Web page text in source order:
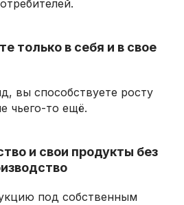
только в себя и в свое
вы способствуете росту
чьего-то ещё.
и свои продукты без
под собственным